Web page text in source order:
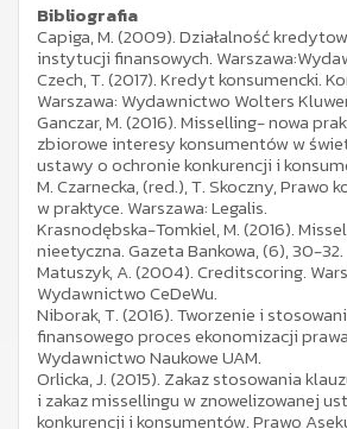
Bibliografia
Capiga, M. (2009). Działalność
instytucji finansowych.
Czech, T. (2017). Kredyt konsumencki.
Warszawa: Wydawnictwo Wolters
Ganczar, M. (2016). Misselling- nowa
zbiorowe interesy konsumentów w
ustawy o ochronie konkurencji i
M. Czarnecka, (red.), T. Skoczny, Prawo
w praktyce. Warszawa: Legalis.
Krasnodębska-Tomkiel, M. (2016).
nieetyczna. Gazeta Bankowa, (6), 30-32.
Matuszyk, A. (2004). Creditscoring.
Wydawnictwo CeDeWu.
Niborak, T. (2016). Tworzenie i
finansowego proces ekonomizacji
Wydawnictwo Naukowe UAM.
Orlicka, J. (2015). Zakaz stosowania
i zakaz missellingu w znowelizowanej
konkurencji i konsumentów. Prawo